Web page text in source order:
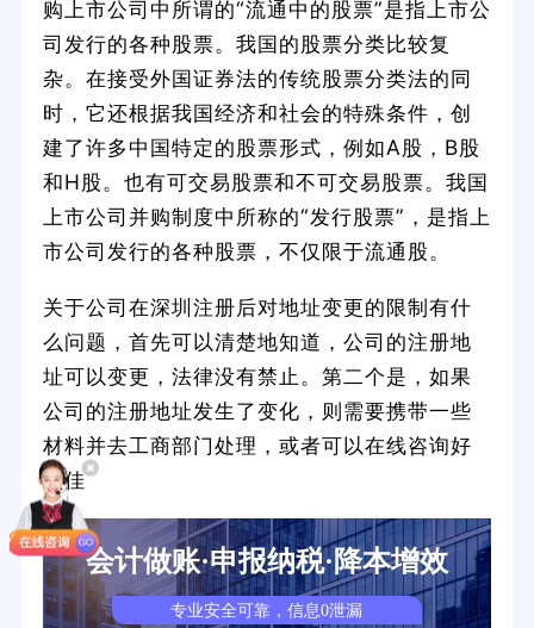
购上市公司中所谓的“流通中的股票”是指上市公
司发行的各种股票。我国的股票分类比较复
杂。在接受外国证券法的传统股票分类法的同
时，它还根据我国经济和社会的特殊条件，创
建了许多中国特定的股票形式，例如A股，B股
和H股。也有可交易股票和不可交易股票。我国
上市公司并购制度中所称的“发行股票”，是指上
市公司发行的各种股票，不仅限于流通股。
关于公司在深圳注册后对地址变更的限制有什
么问题，首先可以清楚地知道，公司的注册地
址可以变更，法律没有禁止。第二个是，如果
公司的注册地址发生了变化，则需要携带一些
材料并去工商部门处理，或者可以在线咨询好
顺佳
会计做账·申报纳税·降本增效
专业安全可靠，信息0泄漏